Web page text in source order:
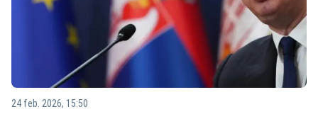
24 feb. 2026, 15:50